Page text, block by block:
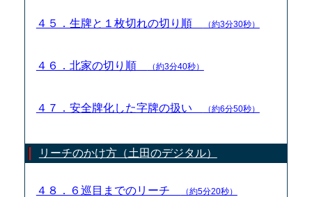
４５．生牌と１枚切れの切り順 （約3分30秒）
４６．北家の切り順 （約3分40秒）
４７．安全牌化した字牌の扱い （約6分50秒）
リーチのかけ方（土田のデジタル）
４８．６巡目までのリーチ （約5分20秒）